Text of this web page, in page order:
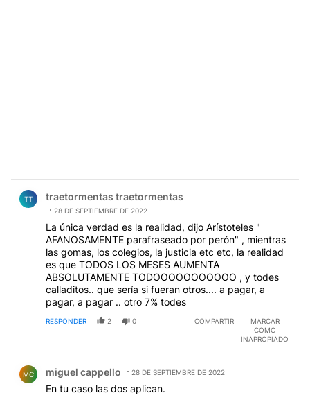
TT traetormentas traetormentas
28 DE SEPTIEMBRE DE 2022
La única verdad es la realidad, dijo Arístoteles "
AFANOSAMENTE parafraseado por perón" , mientras
las gomas, los colegios, la justicia etc etc, la realidad
es que TODOS LOS MESES AUMENTA
ABSOLUTAMENTE TODOOOOOOOOOOO , y todes
calladitos.. que sería si fueran otros.... a pagar, a
pagar, a pagar .. otro 7% todes
RESPONDER 2 0 COMPARTIR
MARCAR
COMO
INAPROPIADO
MC miguel cappello 28 DE SEPTIEMBRE DE 2022
En tu caso las dos aplican.